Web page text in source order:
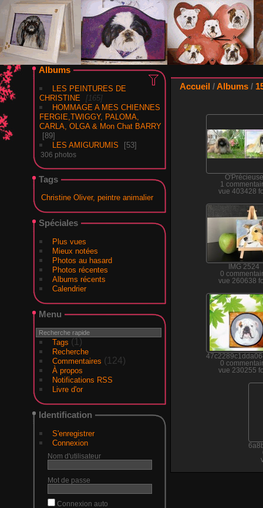
Albums
LES PEINTURES DE
CHRISTINE
165
HOMMAGE A MES CHIENNES
FERGIE,TWIGGY, PALOMA,
CARLA, OLGA & Mon Chat BARRY
89
LES AMIGURUMIS
53
306 photos
Tags
Christine Oliver, peintre animalier
Spéciales
Plus vues
Mieux notées
Photos au hasard
Photos récentes
Albums récents
Calendrier
Menu
Tags (1)
Recherche
Commentaires (124)
À propos
Notifications RSS
Livre d'or
Identification
S'enregistrer
Connexion
Nom d'utilisateur
Mot de passe
Connexion auto
Accueil /Albums /
O'Précieuse
1
vue 403428
IMG 2524
0
vue 260638
0
vue 230255